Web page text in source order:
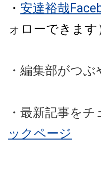
・ 安達裕哉
ォローできます
・編集部がつぶ
・最新記事を
ックページ